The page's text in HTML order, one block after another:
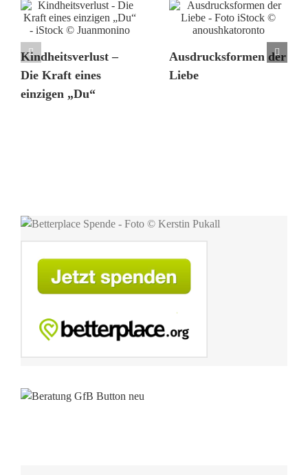
Kindheitsverlust –
Die Kraft eines
einzigen „Du“
Ausdrucksformen der
Liebe